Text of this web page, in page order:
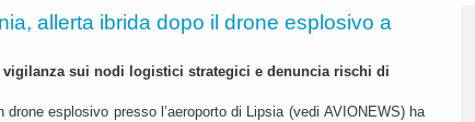
allerta ibrida dopo il drone esplosivo a
vigilanza sui nodi logistici strategici e denuncia rischi di
drone esplosivo presso l’aeroporto di Lipsia (vedi AVIONEWS) ha